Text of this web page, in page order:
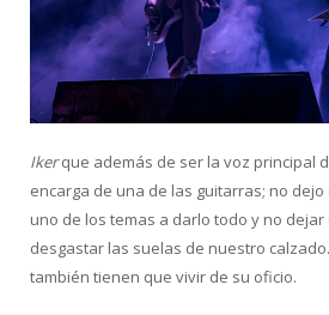
Ikerque además de ser la voz principal
encarga de una de las guitarras; no
uno de los temas a darlo todo y no
desgastar las suelas de nuestro
también tienen que vivir de su oficio.